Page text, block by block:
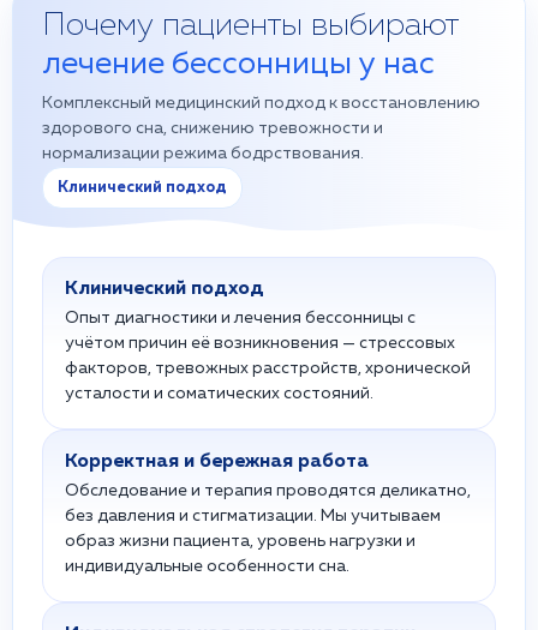
Почему пациенты выбирают
лечение бессонницы у нас
Комплексный медицинский подход к восстановлению
здорового сна, снижению тревожности и
нормализации режима бодрствования.
Клинический подход
Клинический подход
Опыт диагностики и лечения бессонницы с
учётом причин её возникновения — стрессовых
факторов, тревожных расстройств, хронической
усталости и соматических состояний.
Корректная и бережная работа
Обследование и терапия проводятся деликатно,
без давления и стигматизации. Мы учитываем
образ жизни пациента, уровень нагрузки и
индивидуальные особенности сна.